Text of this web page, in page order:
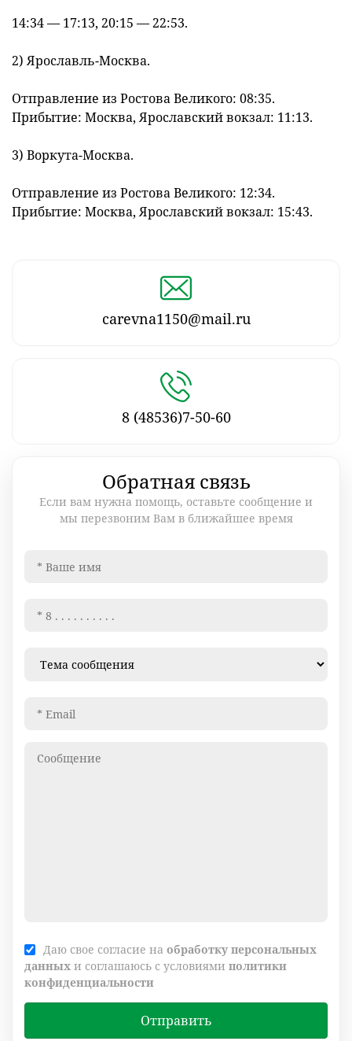
14:34 — 17:13, 20:15 — 22:53.
2) Ярославль-Москва.
Отправление из Ростова Великого: 08:35.
Прибытие: Москва, Ярославский вокзал: 11:13.
3) Воркута-Москва.
Отправление из Ростова Великого: 12:34.
Прибытие: Москва, Ярославский вокзал: 15:43.
carevna1150@mail.ru
8 (48536)7-50-60
Обратная связь
Если вам нужна помощь, оставьте сообщение и
мы перезвоним Вам в ближайшее время
Даю свое согласие на обработку персональных
данных и соглашаюсь с условиями политики
конфиденциальности